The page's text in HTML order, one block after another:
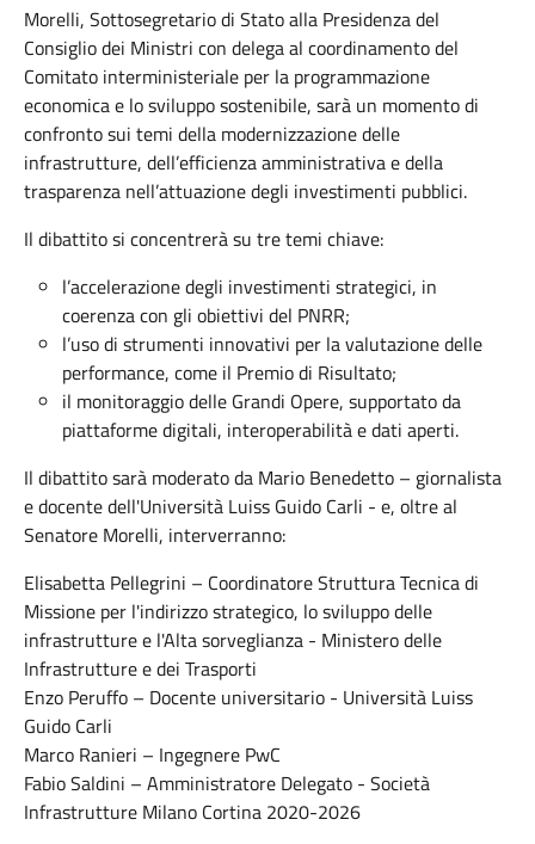
Morelli, Sottosegretario di Stato alla Presidenza del
Consiglio dei Ministri con delega al coordinamento del
Comitato interministeriale per la programmazione
economica e lo sviluppo sostenibile, sarà un momento di
confronto sui temi della modernizzazione delle
infrastrutture, dell’efficienza amministrativa e della
trasparenza nell’attuazione degli investimenti pubblici.
Il dibattito si concentrerà su tre temi chiave:
l’accelerazione degli investimenti strategici, in
coerenza con gli obiettivi del PNRR;
l’uso di strumenti innovativi per la valutazione delle
performance, come il Premio di Risultato;
il monitoraggio delle Grandi Opere, supportato da
piattaforme digitali, interoperabilità e dati aperti.
Il dibattito sarà moderato da Mario Benedetto – giornalista
e docente dell'Università Luiss Guido Carli - e, oltre al
Senatore Morelli, interverranno:
Elisabetta Pellegrini – Coordinatore Struttura Tecnica di
Missione per l'indirizzo strategico, lo sviluppo delle
infrastrutture e l'Alta sorveglianza - Ministero delle
Infrastrutture e dei Trasporti
Enzo Peruffo – Docente universitario - Università Luiss
Guido Carli
Marco Ranieri – Ingegnere PwC
Fabio Saldini – Amministratore Delegato - Società
Infrastrutture Milano Cortina 2020-2026